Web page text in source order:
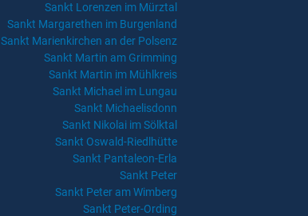
Sankt Lorenzen im Mürztal
Sankt Margarethen im Burgenland
Sankt Marienkirchen an der Polsenz
Sankt Martin am Grimming
Sankt Martin im Mühlkreis
Sankt Michael im Lungau
Sankt Michaelisdonn
Sankt Nikolai im Sölktal
Sankt Oswald-Riedlhütte
Sankt Pantaleon-Erla
Sankt Peter
Sankt Peter am Wimberg
Sankt Peter-Ording